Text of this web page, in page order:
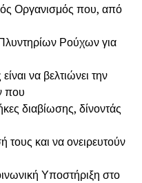
Οργανισμός που, από
Ρούχων για
να βελτιώνει την
που
διαβίωσης, δίνοντάς
τους και να ονειρευτούν
Υποστήριξη στο